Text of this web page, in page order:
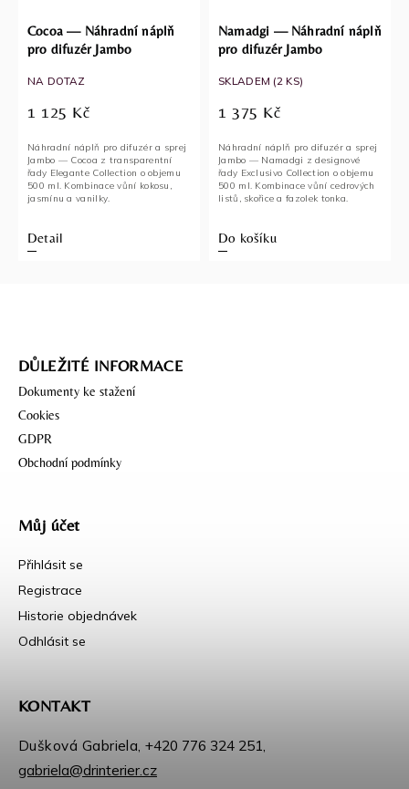
Cocoa — Náhradní náplň
pro difuzér Jambo
NA DOTAZ
1 125 Kč
Detail
Náhradní náplň pro difuzér a sprej
Jambo — Cocoa z transparentní
řady Elegante Collection o objemu
500 ml. Kombinace vůní kokosu,
Namadgi — Náhradní náplň
pro difuzér Jambo
SKLADEM (2 KS)
1 375 Kč
Do košíku
Náhradní náplň pro difuzér a sprej
Jambo — Namadgi z designové
řady Exclusivo Collection o objemu
500 ml. Kombinace vůní cedrových
DŮLEŽITÉ INFORMACE
Dokumenty ke stažení
Cookies
GDPR
Obchodní podmínky
Můj účet
Přihlásit se
Registrace
Historie objednávek
Odhlásit se
KONTAKT
Dušková Gabriela,+420 776 324 251,
gabriela@drinterier.cz